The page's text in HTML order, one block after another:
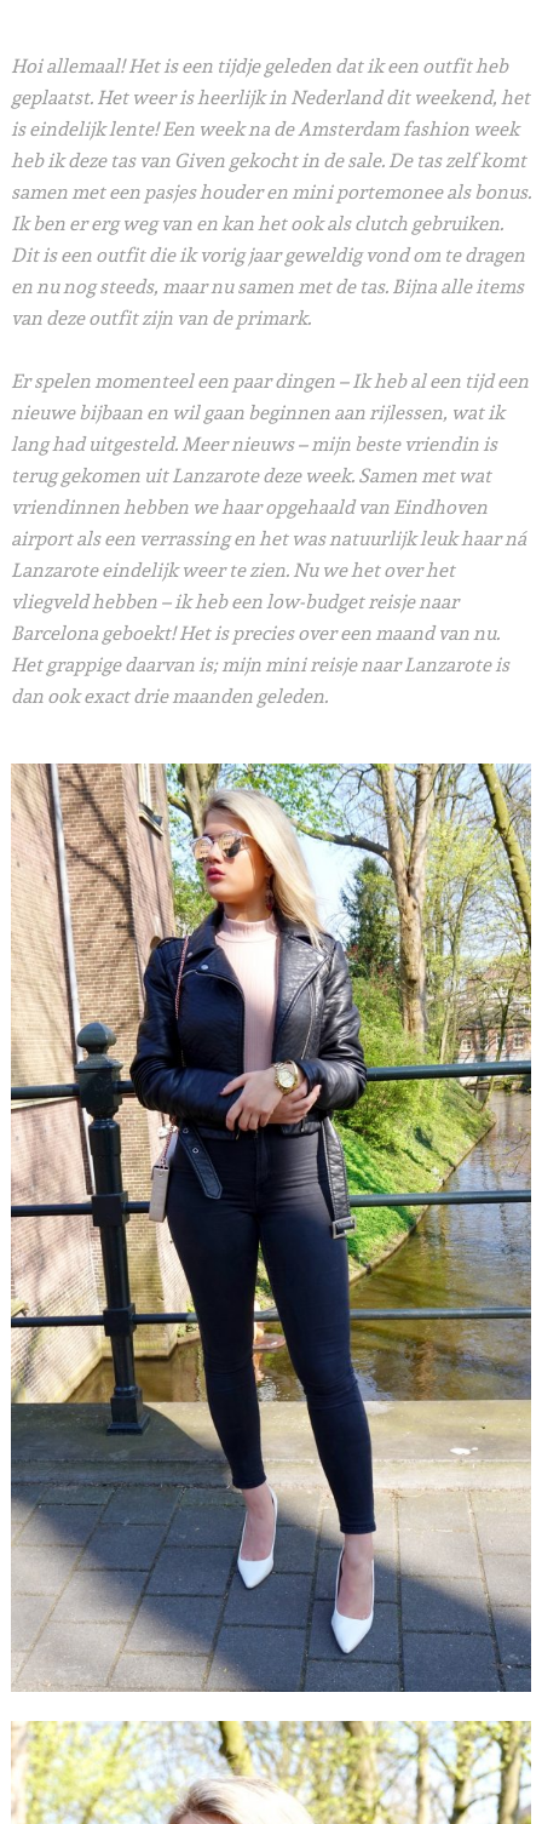
Hoi allemaal! Het is een tijdje geleden dat ik een outfit heb
geplaatst. Het weer is heerlijk in Nederland dit weekend, het
is eindelijk lente! Een week na de Amsterdam fashion week
heb ik deze tas van Given gekocht in de sale. De tas zelf komt
samen met een pasjes houder en mini portemonee als bonus.
Ik ben er erg weg van en kan het ook als clutch gebruiken.
Dit is een outfit die ik vorig jaar geweldig vond om te dragen
en nu nog steeds, maar nu samen met de tas. Bijna alle items
van deze outfit zijn van de primark.
Er spelen momenteel een paar dingen – Ik heb al een tijd een
nieuwe bijbaan en wil gaan beginnen aan rijlessen, wat ik
lang had uitgesteld. Meer nieuws – mijn beste vriendin is
terug gekomen uit Lanzarote deze week. Samen met wat
vriendinnen hebben we haar opgehaald van Eindhoven
airport als een verrassing en het was natuurlijk leuk haar ná
Lanzarote eindelijk weer te zien. Nu we het over het
vliegveld hebben – ik heb een low-budget reisje naar
Barcelona geboekt! Het is precies over een maand van nu.
Het grappige daarvan is; mijn mini reisje naar Lanzarote is
dan ook exact drie maanden geleden.